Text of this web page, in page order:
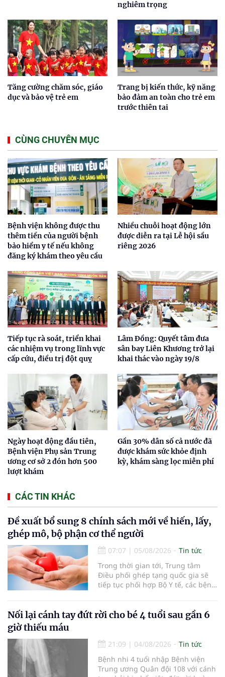
nghiêm trọng
Tăng cường chăm sóc, giáo
dục và bảo vệ trẻ em
Trang bị kiến thức, kỹ năng
bảo đảm an toàn cho trẻ em
trước thiên tai
CÙNG CHUYÊN MỤC
Bệnh viện không được thu
thêm tiền của người bệnh
bảo hiểm y tế nếu không
đăng ký khám theo yêu cầu
Nhiều chuỗi hoạt động lớn
được diễn ra tại Lễ hội sầu
riêng 2026
Tiếp tục rà soát, triển khai
các nhiệm vụ trong lĩnh vực
cấp cứu, điều trị đột quỵ
Lâm Đồng: Quyết tâm đưa
sân bay Liên Khương trở lại
khai thác vào ngày 19/8
Ngày hoạt động đầu tiên,
Bệnh viện Phụ sản Trung
ương cơ sở 2 đón hơn 500
lượt khám
Gần 30% dân số cả nước đã
được khám sức khỏe định
kỳ, khám sàng lọc miễn phí
CÁC TIN KHÁC
Đề xuất bổ sung 8 chính sách mới về hiến, lấy,
ghép mô, bộ phận cơ thể người
07:07 | 05/08/2026
Tin tức
Trong thời gian tới, Trung tâm
Điều phối ghép tạng quốc gia sẽ
tiếp tục phối hợp Bộ Y tế, các bệnh
cường truyền thông, hoàn thiện
quy trình chuyên môn và hệ thống
hiến và ghép mô tạng.
Nối lại cánh tay đứt rời cho bé 4 tuổi sau gần 6
giờ thiếu máu
21:09 | 04/08/2026
Tin tức
Bệnh nhi 4 tuổi nhập Bệnh viện
Trung ương Quân đội 108 với cánh